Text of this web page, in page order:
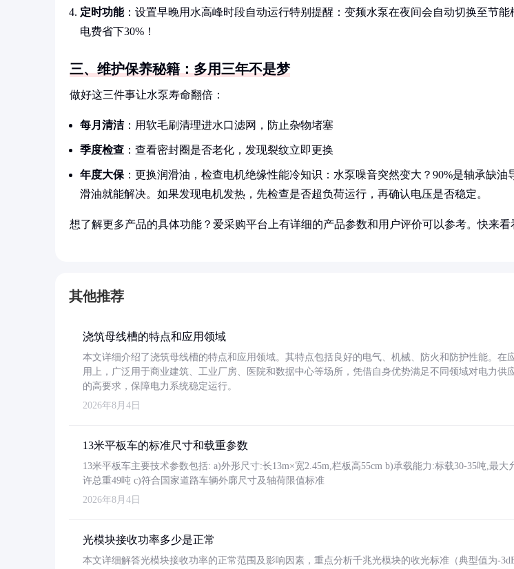
定时功能：设置早晚用水高峰时段自动运行特别提醒：变频水泵在夜间会自动切换至节能
电费省下30%！
三、维护保养秘籍：多用三年不是梦
做好这三件事让水泵寿命翻倍：
每月清洁：用软毛刷清理进水口滤网，防止杂物堵塞
季度检查 ：查看密封圈是否老化，发现裂纹立即更换
年度大保 ：更换润滑油，检查电机绝缘性能冷知识：水泵噪音突然变大？90%是轴承缺油
滑油就能解决。如果发现电机发热，先检查是否超负荷运行，再确认电压是否稳定。
想了解更多产品的具体功能？爱采购平台上有详细的产品参数和用户评价可以参考。快来看
其他推荐
浇筑母线槽的特点和应用领域
本文详细介绍了浇筑母线槽的特点和应用领域。其特点包括良好的电气、机械、防火和防护性能。在
用上，广泛用于商业建筑、工业厂房、医院和数据中心等场所，凭借自身优势满足不同领域对电力供
的高要求，保障电力系统稳定运行。
2026年8月4日
13米平板车的标准尺寸和载重参数
13米平板车主要技术参数包括: a)外形尺寸:长13m×宽2.45m,栏板高55cm b)承载能力:标载30-35吨,最大
许总重49吨 c)符合国家道路车辆外廓尺寸及轴荷限值标准
2026年8月4日
光模块接收功率多少是正常
本文详细解答光模块接收功率的正常范围及影响因素，重点分析千兆光模块的收光标准（典型值为-